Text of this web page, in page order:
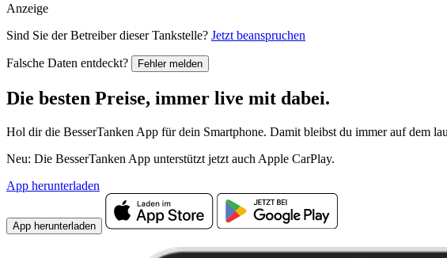
Anzeige
Sind Sie der Betreiber dieser Tankstelle? Jetzt beanspruchen
Falsche Daten entdeckt? Fehler melden
Die besten Preise, immer live mit dabei.
Hol dir die BesserTanken App für dein Smartphone. Damit bleibst du immer auf dem
Neu: Die BesserTanken App unterstützt jetzt auch Apple CarPlay.
App herunterladen
App herunterladen